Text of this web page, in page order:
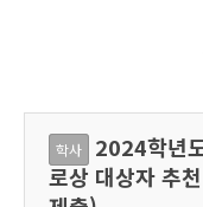
학사
2024학년
로상 대상자 추